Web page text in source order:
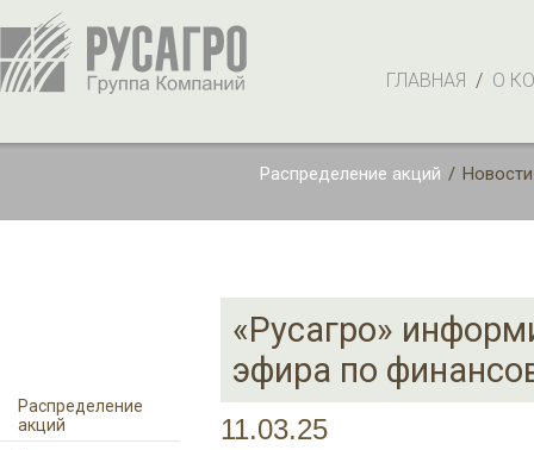
ГЛАВНАЯ / О
Распределение акций /
Распределение
акций
«Русагро»
эфира по
11.03.25